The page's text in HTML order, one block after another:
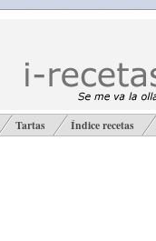
Tartas Índice recetas